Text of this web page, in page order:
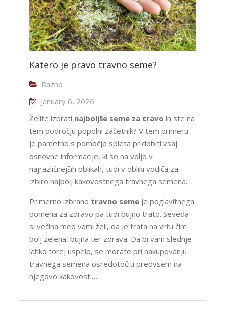
Katero je pravo travno seme?
Razno
January 6, 2026
Želite izbrati najboljše seme za travo in ste na
tem področju popolni začetnik? V tem primeru
je pametno s pomočjo spleta pridobiti vsaj
osnovne informacije, ki so na voljo v
najrazličnejših oblikah, tudi v obliki vodiča za
izbiro najbolj kakovostnega travnega semena.
Primerno izbrano travno seme je poglavitnega
pomena za zdravo pa tudi bujno trato. Seveda
si večina med vami želi, da je trata na vrtu čim
bolj zelena, bujna ter zdrava. Da bi vam slednje
lahko torej uspelo, se morate pri nakupovanju
travnega semena osredotočiti predvsem na
njegovo kakovost.…